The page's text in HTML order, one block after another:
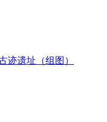
迹遗址（组图）